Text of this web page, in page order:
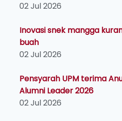
02 Jul 2026
Inovasi snek mangga
buah
02 Jul 2026
Pensyarah UPM terima
Alumni Leader 2026
02 Jul 2026